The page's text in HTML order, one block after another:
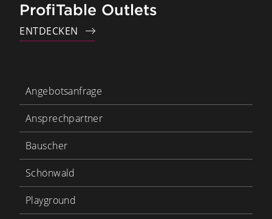
ProfiTable Outlets
ENTDECKEN
Angebotsanfrage
Ansprechpartner
Bauscher
Schönwald
Playground